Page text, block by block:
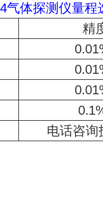
气体探测仪量程
精
电话咨询